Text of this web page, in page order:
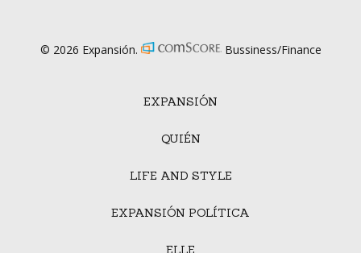
EXPANSIÓN
QUIÉN
LIFE AND STYLE
EXPANSIÓN POLÍTICA
ELLE
© 2026 Expansión. Bussiness/Finance